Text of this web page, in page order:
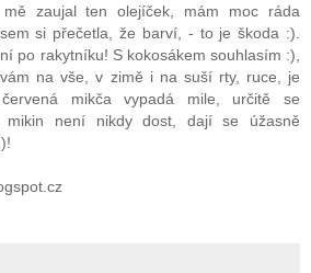
zaujal ten olejíček, mám moc ráda
si přečetla, že barví, - to je škoda :).
po rakytníku! S kokosákem souhlasím :),
na vše, v zimě i na suší rty, ruce, je
mikča vypadá mile, určitě se
mikin není nikdy dost, dají se úžasně